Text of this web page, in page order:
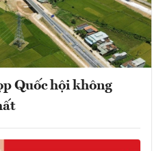
Quốc hội không